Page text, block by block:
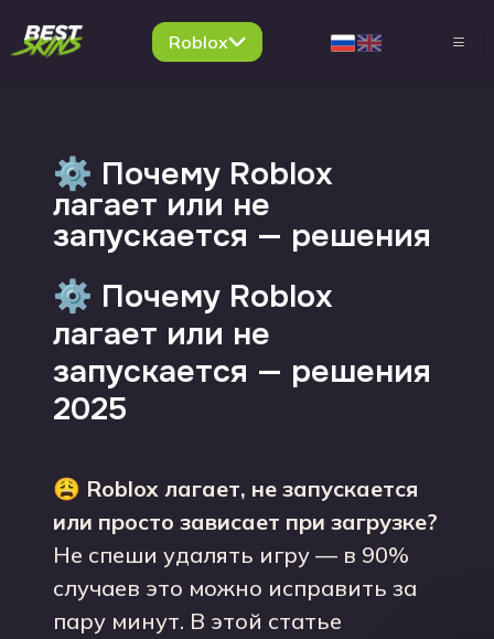
Roblox
⚙️ Почему Roblox
лагает или не
запускается — решения
⚙️ Почему Roblox
лагает или не
запускается — решения
2025
😩 Roblox лагает, не запускается
или просто зависает при загрузке?
Не спеши удалять игру — в 90%
случаев это можно исправить за
пару минут. В этой статье